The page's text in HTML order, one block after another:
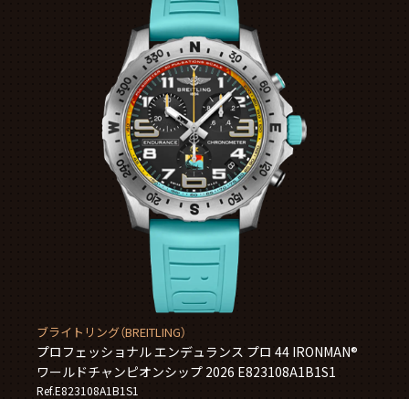
ブライトリング（BREITLING）
プロフェッショナル エンデュランス プロ 44 IRONMAN®
ワールドチャンピオンシップ 2026 E823108A1B1S1
Ref.E823108A1B1S1